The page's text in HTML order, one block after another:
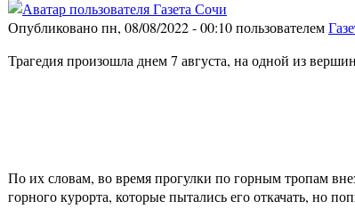
Опубликовано пн, 08/08/2022 - 00:10 пользователем
Трагедия произошла днем 7 августа, на одной из
По их словам, во время прогулки по горным тропам
горного курорта, которые пытались его откачать, но